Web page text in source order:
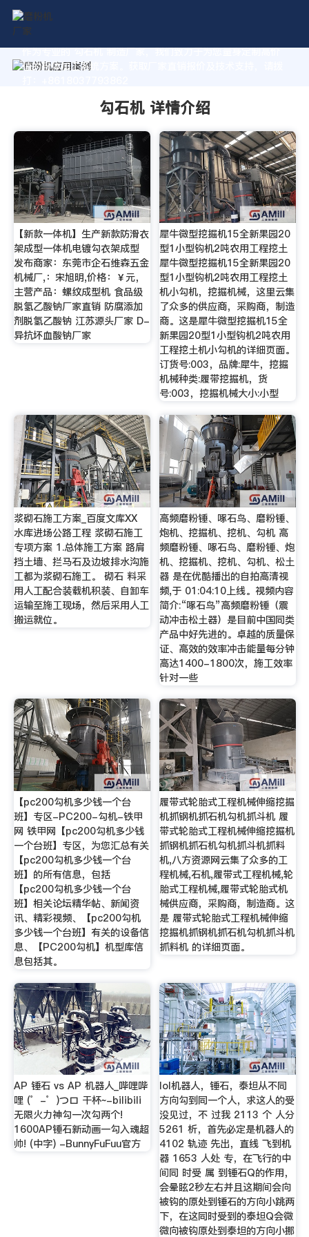
作为专业的 勾石机 制造厂家，我们致力于为您量身定制高价
值的粉体加工系统方案。获取厂家直销报价及技术支持，请拨
勾石机 详情介绍
【新款一体机】生产新款防滑衣
架成型一体机电镀勾衣架成型
发布商家：东莞市企石维森五金
机械厂,：宋旭明,价格：￥元，
主营产品：螺纹成型机 食品级
脱氢乙酸钠厂家直销 防腐添加
剂脱氢乙酸钠 江苏源头厂家 D-
异抗坏血酸钠厂家
犀牛微型挖掘机15全新果园20
型1小型钩机2吨农用工程挖土
犀牛微型挖掘机15全新果园20
型1小型钩机2吨农用工程挖土
机小勾机，挖掘机械，这里云集
了众多的供应商，采购商，制造
商。这是犀牛微型挖掘机15全
新果园20型1小型钩机2吨农用
工程挖土机小勾机的详细页面。
订货号:003，品牌:犀牛，挖掘
机械种类:履带挖掘机，货
号:003，挖掘机械大小:小型
浆砌石施工方案_百度文库XX
水库进场公路工程 浆砌石施工
专项方案 1.总体施工方案 路肩
挡土墙、拦马石及边坡排水沟施
工都为浆砌石施工。 砌石 料采
用人工配合装载机积装、自卸车
运输至施工现场，然后采用人工
搬运就位。
高频磨粉锤、啄石鸟、磨粉锤、
炮机、挖掘机、挖机、勾机 高
频磨粉锤、啄石鸟、磨粉锤、炮
机、挖掘机、挖机、勾机、松土
器 是在优酷播出的自拍高清视
频,于 01:04:10上线。视频内容
简介:“啄石鸟”高频磨粉锤（震
动冲击松土器）是目前中国同类
产品中好先进的。卓越的质量保
证、高效的效率冲击能量每分钟
高达1400-1800次，施工效率
针对一些
【pc200勾机多少钱一个台
班】专区-PC200-勾机-铁甲
网 铁甲网【pc200勾机多少钱
一个台班】专区，为您汇总有关
【pc200勾机多少钱一个台
班】的所有信息，包括
【pc200勾机多少钱一个台
班】相关论坛精华帖、新闻资
讯、精彩视频、【pc200勾机
多少钱一个台班】有关的设备信
息、【PC200勾机】机型库信
息包括其。
履带式轮胎式工程机械伸缩挖掘
机抓钢机抓石机勾机抓斗机 履
带式轮胎式工程机械伸缩挖掘机
抓钢机抓石机勾机抓斗机抓料
机,八方资源网云集了众多的工
程机械,石机,履带式工程机械,轮
胎式工程机械,履带式轮胎式机
械供应商，采购商，制造商。这
是 履带式轮胎式工程机械伸缩
挖掘机抓钢机抓石机勾机抓斗机
抓料机 的详细页面。
AP 锤石 vs AP 机器人_哔哩哔
哩 (゜-゜)つロ 干杯~-bilibili
无限火力神勾一次勾两个!
1600AP锤石新动画一勾入魂超
帅! (中字) -BunnyFuFuu官方
lol机器人，锤石，泰坦从不同
方向勾到同一个人，求这人的受
没见过，不 过我 2113 个 人分
5261 析，首先必定是机器人的
4102 轨迹 先出，直线 飞到机
器 1653 人处 专，在飞行的中
间同 时受 属 到锤石Q的作用，
会晕眩2秒左右并且这期间会向
被钩的原处到锤石的方向小跳两
下，在这同时受到的泰坦Q会微
微向被钩原处到泰坦的方向小挪